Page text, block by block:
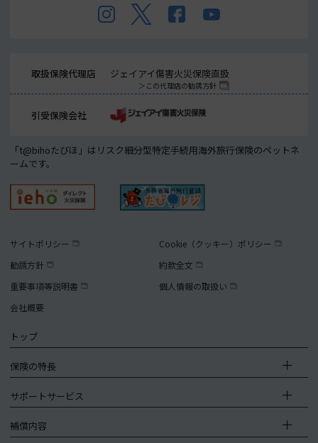
取扱保険代理店 ジェイアイ傷害火災保険直扱
この代理店の勧誘方針
引受保険会社
「t@bihoたびほ」はリスク細分型特定手続用海外旅行保険のペットネ
ームです。
サイトポリシー
Cookie（クッキー）ポリシー
勧誘方針
約款全文
重要事項等説明書
個人情報の取扱い
会社概要
トップ
保険の特長
サポートサービス
補償内容